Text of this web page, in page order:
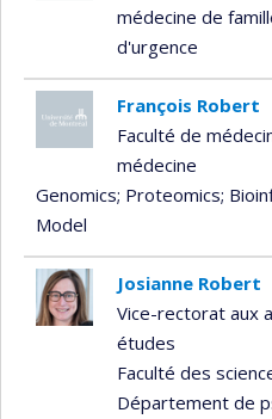
médecine de
d'urgence
François Robert
Faculté de
médecine
Genomics; Proteomics;
Model
Josianne Robert
Vice-rectorat aux
études
Faculté des
Département de